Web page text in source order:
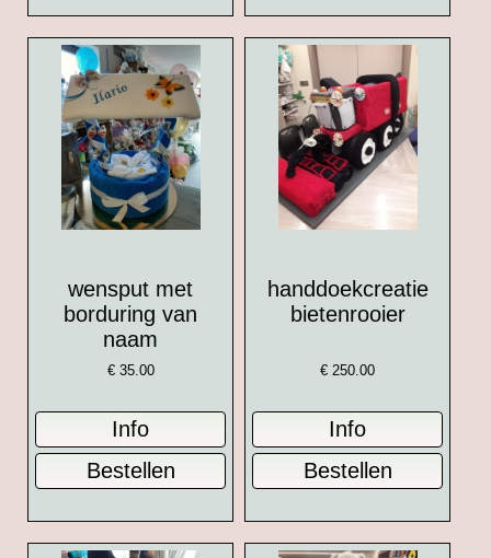
wensput met
borduring van
naam
€ 35.00
handdoekcreatie
bietenrooier
€ 250.00